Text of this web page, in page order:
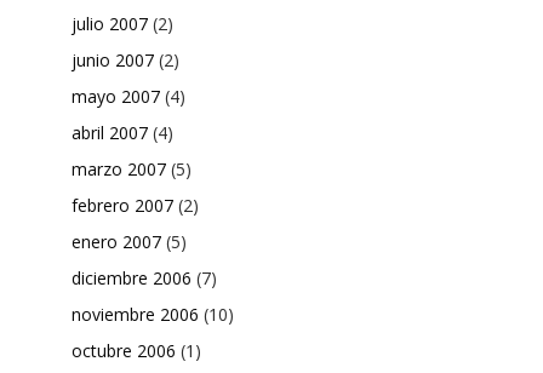
julio 2007 (2)
junio 2007 (2)
mayo 2007 (4)
abril 2007 (4)
marzo 2007 (5)
febrero 2007 (2)
enero 2007 (5)
diciembre 2006 (7)
noviembre 2006 (10)
octubre 2006 (1)